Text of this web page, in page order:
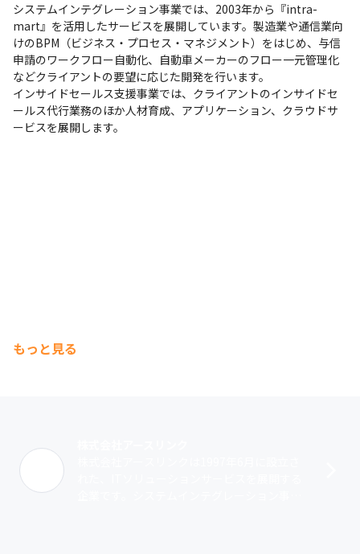
システムインテグレーション事業では、2003年から『intra-
mart』を活用したサービスを展開しています。製造業や通信業向
けのBPM（ビジネス・プロセス・マネジメント）をはじめ、与信
申請のワークフロー自動化、自動車メーカーのフロー一元管理化
などクライアントの要望に応じた開発を行います。
インサイドセールス支援事業では、クライアントのインサイドセ
ールス代行業務のほか人材育成、アプリケーション、クラウドサ
ービスを展開します。
もっと見る